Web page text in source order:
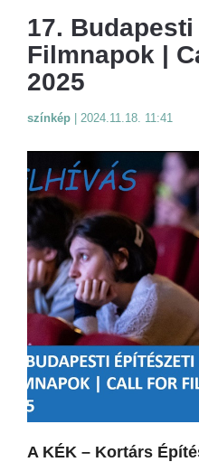
17.
Filmnapok |
2025
színkép 2024.11.18. 11:41
A KÉK – Kortárs